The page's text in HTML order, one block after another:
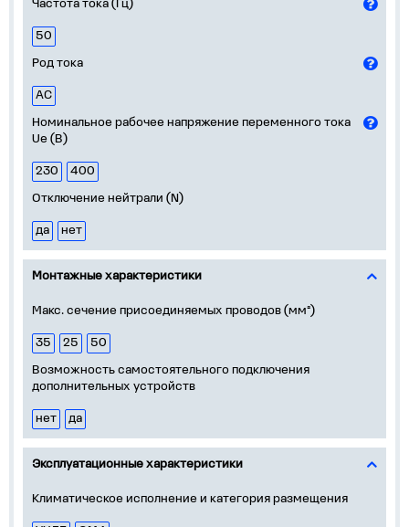
Частота тока (Гц)
50
Род тока
AC
Номинальное рабочее напряжение переменного тока
Ue (В)
230
400
Отключение нейтрали (N)
да нет
Монтажные характеристики
Макс. сечение присоединяемых проводов (мм²)
35 25
50
Возможность самостоятельного подключения
дополнительных устройств
нет да
Эксплуатационные характеристики
Климатическое исполнение и категория размещения